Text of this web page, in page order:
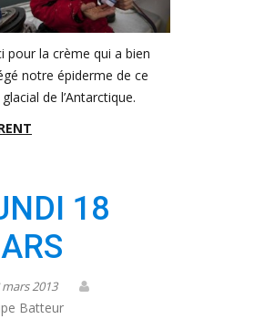
pour la crème qui a bien
notre épiderme de ce
de l’Antarctique.
18
mars 2013
Batteur